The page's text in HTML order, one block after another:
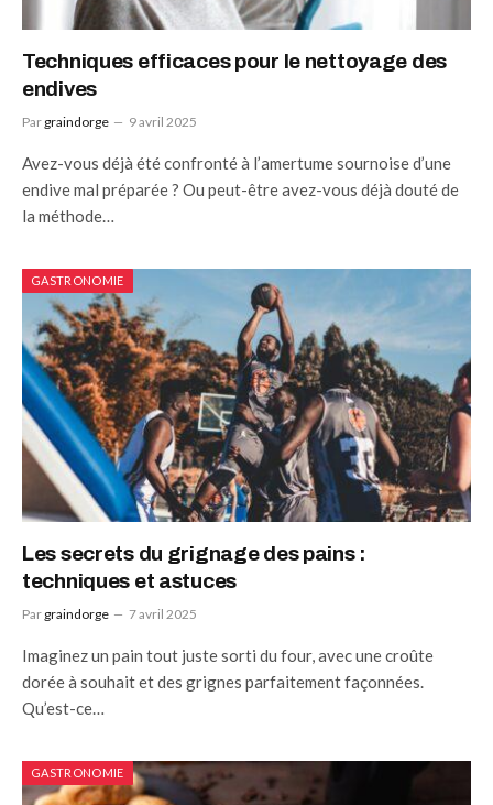
Techniques efficaces pour le nettoyage des
endives
Par graindorge 9 avril 2025
Avez-vous déjà été confronté à l’amertume sournoise d’une
endive mal préparée ? Ou peut-être avez-vous déjà douté de
la méthode…
GASTRONOMIE
Les secrets du grignage des pains :
techniques et astuces
Par graindorge 7 avril 2025
Imaginez un pain tout juste sorti du four, avec une croûte
dorée à souhait et des grignes parfaitement façonnées.
Qu’est-ce…
GASTRONOMIE